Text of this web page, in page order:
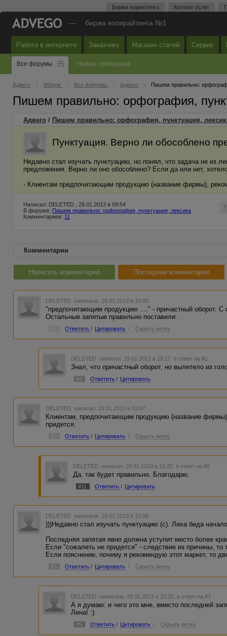
Биржа маркетинга Каталог услуг
— биржа копирайтинга №1
Работа в интернете Заказчику Магазин статей Сервис
Все форумы Новые сообщения
Адвего Форум Все форумы Адвего Пишем правильно:
Пишем правильно: орфография,
Адвего / Пишем правильно: орфография, пунктуация,
Пунктуация. Верно ли обособлено
Недавно стал изучать пунктуацию, но понял, что задача не из
предложения. Верно ли оно обособлено? Если да или нет,
- Клиентам предпочитающим продукцию (название фирмы),
Написал: DELETED , 29.01.2013 в 09:54
В форуме: Пишем правильно: орфография, пунктуация, лексика
Комментариев: 11
Комментарии
Написать комментарий Последние комментарии
DELETED написала 29.01.2013 в 10:00
"предпочитающим продукцию ...." - причастный оборот. С
Остальные запятые правильно поставили.
Ответить / Цитировать / Скрыть ветку
DELETED написал 29.01.2013 в 10:17 в ответ на #1
Знал, что причастный оборот, но вылетело из
#4 Ответить / Цитировать
DELETED написал 29.01.2013 в 10:07
Клиентам, предпочитающим продукцию (название
придется.
Ответить / Цитировать / Скрыть ветку
DELETED написал 29.01.2013 в 10:32 в ответ на #2
Да, так будет правильно. Благодарю.
#11 Ответить / Цитировать
DELETED написала 29.01.2013 в 10:08
)))Недавно стал изучать пунктуацию (с). Лиха беда
Последняя запятая явно должна уступит место более
Если "сожалеть не придется" - следствие из причины, то
Если пояснение, почему я рекомендую этот маркет, то
Ответить / Цитировать / Скрыть ветку
DELETED написала 29.01.2013 в 10:20 в ответ на #3
А я думаю: и чего это мне, вместо последней
Лена! :)
#5 Ответить / Цитировать / Скрыть ветку